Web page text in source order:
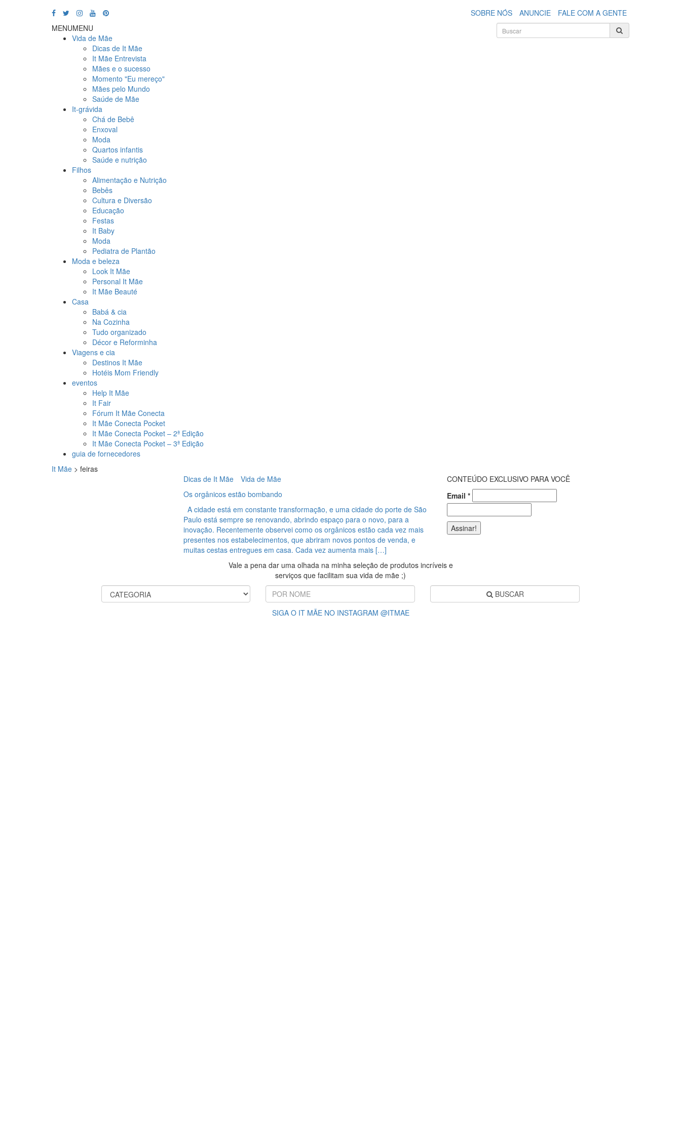
SOBRE NÓS ANUNCIE
FALE COM A GENTE
MENUMENU
Vida de Mãe
Dicas de It Mãe
It Mãe Entrevista
Mães e o sucesso
Momento "Eu mereço"
Mães pelo Mundo
Saúde de Mãe
It-grávida
Chá de Bebê
Enxoval
Moda
Quartos infantis
Saúde e nutrição
Filhos
Alimentação e Nutrição
Bebês
Cultura e Diversão
Educação
Festas
It Baby
Moda
Pediatra de Plantão
Moda e beleza
Look It Mãe
Personal It Mãe
It Mãe Beauté
Casa
Babá & cia
Na Cozinha
Tudo organizado
Décor e Reforminha
Viagens e cia
Destinos It Mãe
Hotéis Mom Friendly
eventos
Help It Mãe
It Fair
Fórum It Mãe Conecta
It Mãe Conecta Pocket
It Mãe Conecta Pocket – 2ª Edição
It Mãe Conecta Pocket – 3ª Edição
guia de fornecedores
It Mãe > feiras
Dicas de It Mãe
Vida de Mãe
Os orgânicos estão bombando
A cidade está em constante transformação, e uma cidade do porte de São
Paulo está sempre se renovando, abrindo espaço para o novo, para a
inovação. Recentemente observei como os orgânicos estão cada vez mais
presentes nos estabelecimentos, que abriram novos pontos de venda, e
muitas cestas entregues em casa. Cada vez aumenta mais […]
CONTEÚDO EXCLUSIVO PARA VOCÊ
Email *
Vale a pena dar uma olhada na minha seleção de produtos incríveis e
serviços que facilitam sua vida de mãe ;)
BUSCAR
SIGA O IT MÃE NO INSTAGRAM @ITMAE